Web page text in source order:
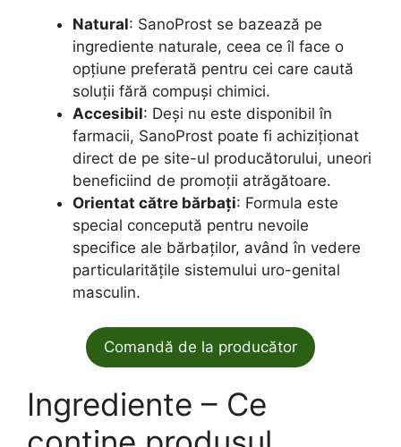
Natural: SanoProst se bazează pe
ingrediente naturale, ceea ce îl face o
opțiune preferată pentru cei care caută
soluții fără compuși chimici.
Accesibil: Deși nu este disponibil în
farmacii, SanoProst poate fi achiziționat
direct de pe site-ul producătorului, uneori
beneficiind de promoții atrăgătoare.
Orientat către bărbați: Formula este
special concepută pentru nevoile
specifice ale bărbaților, având în vedere
particularitățile sistemului uro-genital
masculin.
Comandă de la producător
Ingrediente – Ce